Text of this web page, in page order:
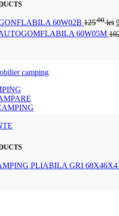
60W02B 125.00 lei
60W05M
camping
PLIABILA GRI